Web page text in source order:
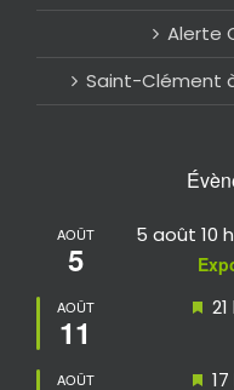
Alerte
Saint-Clément
AOÛT
5
5 août 10
AOÛT
11
AOÛT